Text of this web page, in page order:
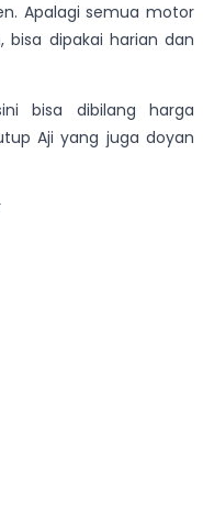
Apalagi semua motor
bisa dipakai harian dan
bisa dibilang harga
Aji yang juga doyan